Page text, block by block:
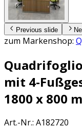
Previous slide
zum Markenshop:
mit 4-
1800 x 800
Art.-Nr.: A182720